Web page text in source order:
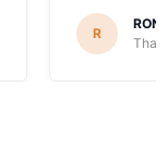
rijden
R
Thai